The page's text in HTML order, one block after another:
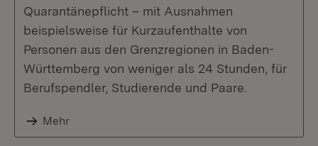
Quarantänepflicht – mit Ausnahmen
beispielsweise für Kurzaufenthalte von
Personen aus den Grenzregionen in Baden-
Württemberg von weniger als 24 Stunden, für
Berufspendler, Studierende und Paare.
Mehr